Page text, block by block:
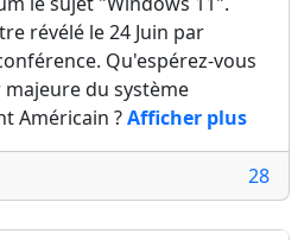
révélé le 24 Juin par
Qu'espérez-vous
du système
Américain ?Afficher plus
28